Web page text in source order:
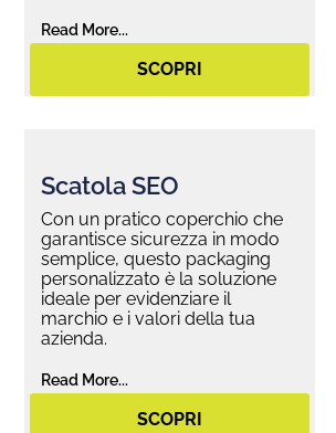
Read More...
SCOPRI
Scatola SEO
Con un pratico coperchio che
garantisce sicurezza in modo
semplice, questo packaging
personalizzato è la soluzione
ideale per evidenziare il
marchio e i valori della tua
azienda.
Read More...
SCOPRI